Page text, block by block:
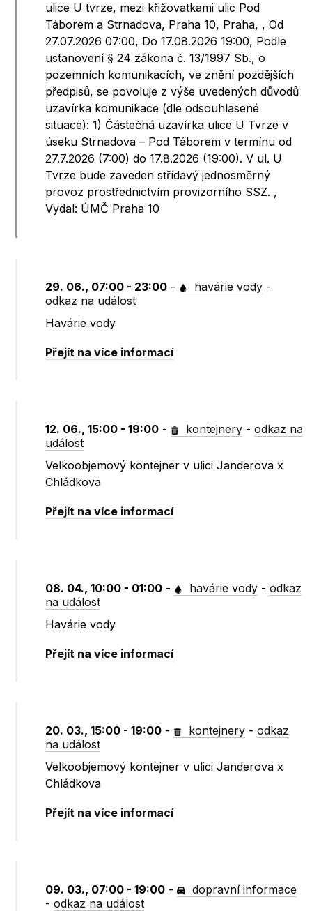
ulice U tvrze, mezi křižovatkami ulic Pod
Táborem a Strnadova, Praha 10, Praha, , Od
27.07.2026 07:00, Do 17.08.2026 19:00, Podle
ustanovení § 24 zákona č. 13/1997 Sb., o
pozemních komunikacích, ve znění pozdějších
předpisů, se povoluje z výše uvedených důvodů
uzavírka komunikace (dle odsouhlasené
situace): 1) Částečná uzavírka ulice U Tvrze v
úseku Strnadova – Pod Táborem v termínu od
27.7.2026 (7:00) do 17.8.2026 (19:00). V ul. U
Tvrze bude zaveden střídavý jednosměrný
provoz prostřednictvím provizorního SSZ. ,
Vydal: ÚMČ Praha 10
29. 06., 07:00 - 23:00 - havárie vody -
odkaz na událost
Havárie vody
Přejít na více informací
12. 06., 15:00 - 19:00 - kontejnery -odkaz na
událost
Velkoobjemový kontejner v ulici Janderova x
Chládkova
Přejít na více informací
08. 04., 10:00 - 01:00 - havárie vody -odkaz
na událost
Havárie vody
Přejít na více informací
20. 03., 15:00 - 19:00 - kontejnery -odkaz
na událost
Velkoobjemový kontejner v ulici Janderova x
Chládkova
Přejít na více informací
09. 03., 07:00 - 19:00 -
dopravní informace
-odkaz na událost